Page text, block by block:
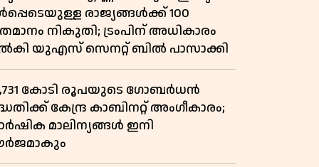
രാജ്യങ്ങൾക്ക് 100
നികുതി; ട്രംപിന് അധികാരം
യുഎസ് സെനറ്റ് ബിൽ പാസാക്കി
കോടി രൂപയുടെ ഗോബർധൻ
കേന്ദ്ര കാബിനറ്റ് അംഗീകാരം;
മാലിന്യങ്ങൾ ഇനി